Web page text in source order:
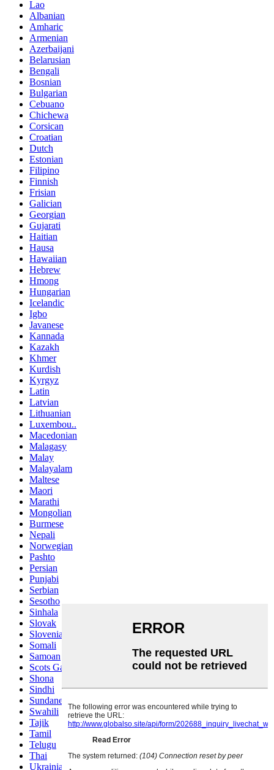
Lao
Albanian
Amharic
Armenian
Azerbaijani
Belarusian
Bengali
Bosnian
Bulgarian
Cebuano
Chichewa
Corsican
Croatian
Dutch
Estonian
Filipino
Finnish
Frisian
Galician
Georgian
Gujarati
Haitian
Hausa
Hawaiian
Hebrew
Hmong
Hungarian
Icelandic
Igbo
Javanese
Kannada
Kazakh
Khmer
Kurdish
Kyrgyz
Latin
Latvian
Lithuanian
Luxembou..
Macedonian
Malagasy
Malay
Malayalam
Maltese
Maori
Marathi
Mongolian
Burmese
Nepali
Norwegian
Pashto
Persian
Punjabi
Serbian
Sesotho
Sinhala
Slovak
Slovenian
Somali
Samoan
Scots Gaelic
Shona
Sindhi
Sundanese
Swahili
Tajik
Tamil
Telugu
Thai
Ukrainian